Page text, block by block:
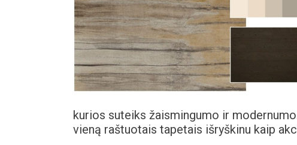
kurios suteiks žaismingumo ir
vieną raštuotais tapetais išryškinu kaip